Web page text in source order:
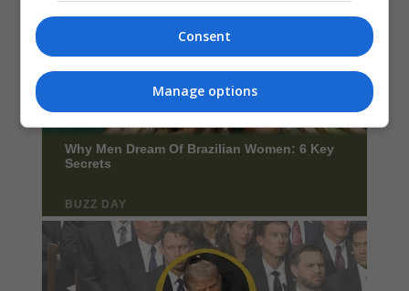
Consent
Manage options